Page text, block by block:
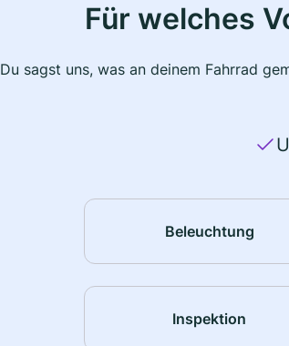
Für welches
Du sagst uns, was an deinem Fahrrad
Beleuchtung
Inspektion